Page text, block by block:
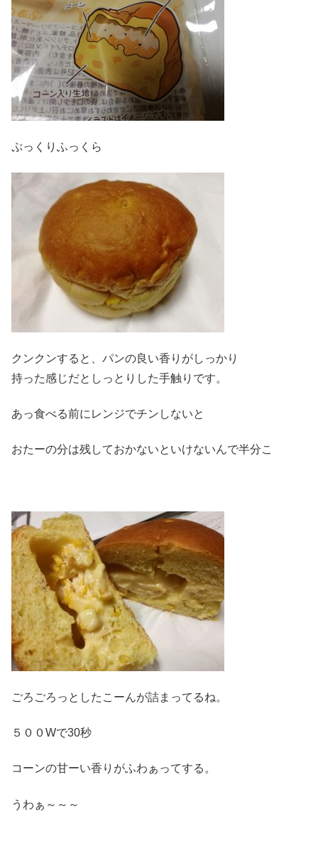
ぷっくりふっくら
クンクンすると、パンの良い香りがしっかり
持った感じだとしっとりした手触りです。
あっ食べる前にレンジでチンしないと
おたーの分は残しておかないといけないんで半分こ
ごろごろっとしたこーんが詰まってるね。
５００Wで30秒
コーンの甘ーい香りがふわぁってする。
うわぁ～～～